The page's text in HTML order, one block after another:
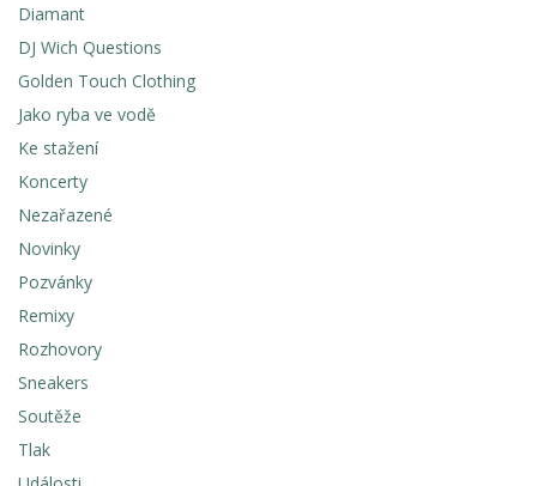
Diamant
DJ Wich Questions
Golden Touch Clothing
Jako ryba ve vodě
Ke stažení
Koncerty
Nezařazené
Novinky
Pozvánky
Remixy
Rozhovory
Sneakers
Soutěže
Tlak